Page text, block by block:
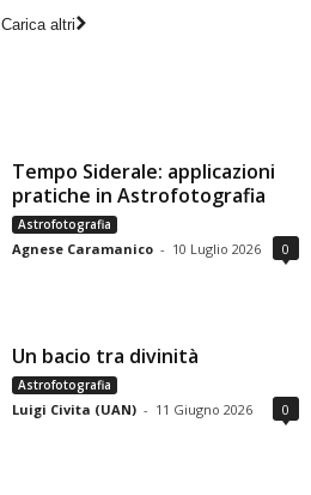
Carica altri
Tempo Siderale: applicazioni
pratiche in Astrofotografia
Astrofotografia
Agnese Caramanico - 10 Luglio 2026 0
Un bacio tra divinità
Astrofotografia
Luigi Civita (UAN) - 11 Giugno 2026 0